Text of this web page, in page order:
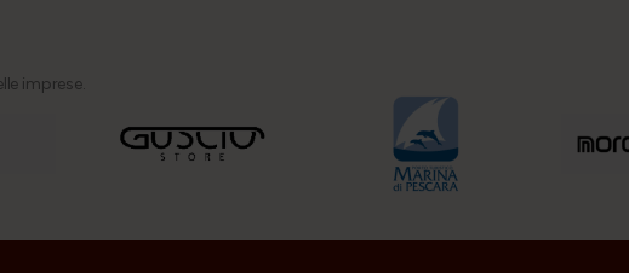
imprese.